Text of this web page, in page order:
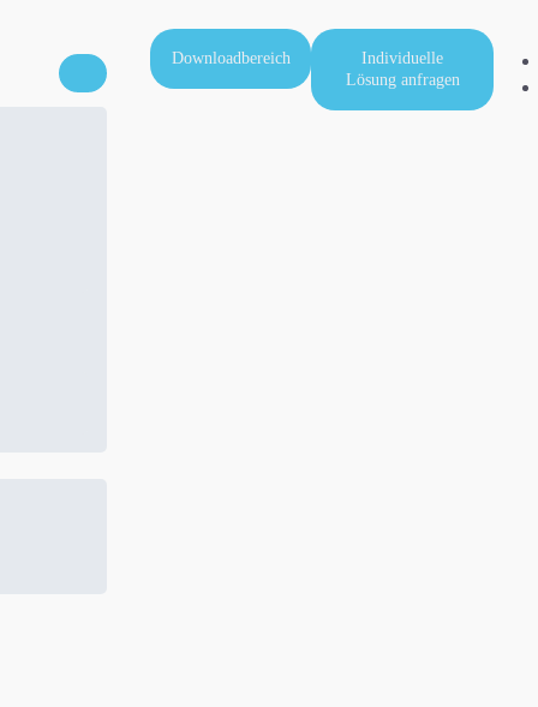
Downloadbereich
Individuelle
Lösung anfragen